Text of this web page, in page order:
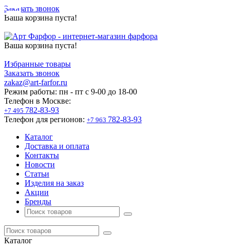
Заказать звонок
Ваша корзина пуста!
Ваша корзина пуста!
Избранные товары
Заказать звонок
zakaz@art-farfor.ru
Режим работы: пн - пт c 9-00 до 18-00
Телефон в Москве:
+7 495 782-83-93
Телефон для регионов: +7 963 782-83-93
Каталог
Доставка и оплата
Контакты
Новости
Статьи
Изделия на заказ
Акции
Бренды
Каталог